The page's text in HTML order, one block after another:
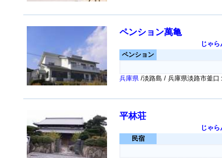
ペンション萬亀
じゃら
ペンション
兵庫県 /淡路島 / 兵庫県淡路市釜口
平林荘
じゃら
民宿